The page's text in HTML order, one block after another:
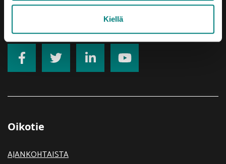
Kiellä
Rekisteriseloste
Oikotie
AJANKOHTAISTA